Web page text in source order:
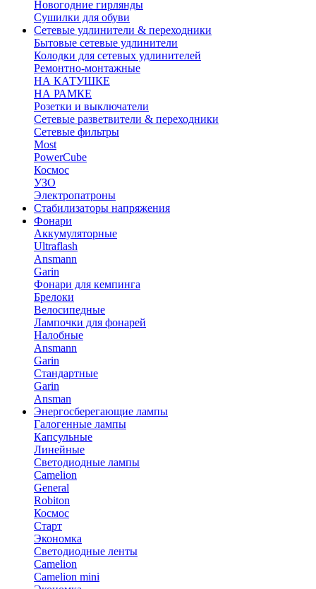
Новогодние гирлянды
Сушилки для обуви
Сетевые удлинители & переходники
Бытовые сетевые удлинители
Колодки для сетевых удлинителей
Ремонтно-монтажные
НА КАТУШКЕ
НА РАМКЕ
Розетки и выключатели
Сетевые разветвители & переходники
Сетевые фильтры
Most
PowerCube
Космос
УЗО
Электропатроны
Стабилизаторы напряжения
Фонари
Аккумуляторные
Ultraflash
Ansmann
Garin
Фонари для кемпинга
Брелоки
Велосипедные
Лампочки для фонарей
Налобные
Ansmann
Garin
Стандартные
Garin
Ansman
Энергосберегающие лампы
Галогенные лампы
Капсульные
Линейные
Светодиодные лампы
Camelion
General
Robiton
Космос
Старт
Экономка
Светодиодные ленты
Camelion
Camelion mini